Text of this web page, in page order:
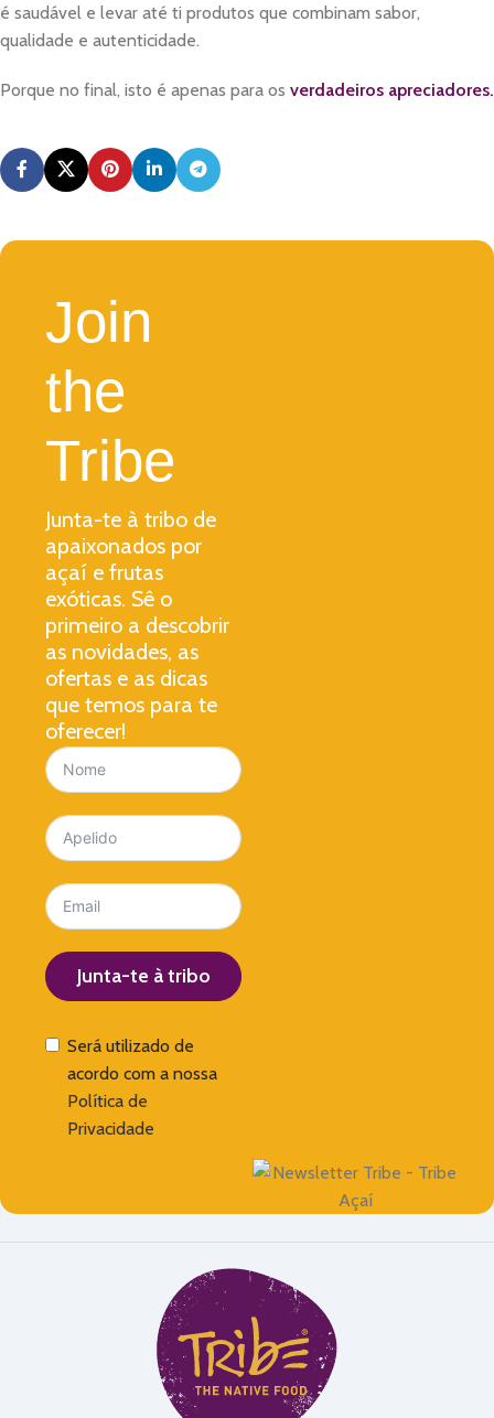
é saudável e levar até ti produtos que combinam sabor,
qualidade e autenticidade.
Porque no final, isto é apenas para os verdadeiros apreciadores.
Join
the
Tribe​
Junta-te à tribo de
apaixonados por
açaí e frutas
exóticas. Sê o
primeiro a descobrir
as novidades, as
ofertas e as dicas
que temos para te
oferecer!
Junta-te à tribo
Será utilizado de
acordo com a nossa
Política de
Privacidade